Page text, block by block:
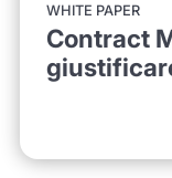
WHITE PAPER
Contract